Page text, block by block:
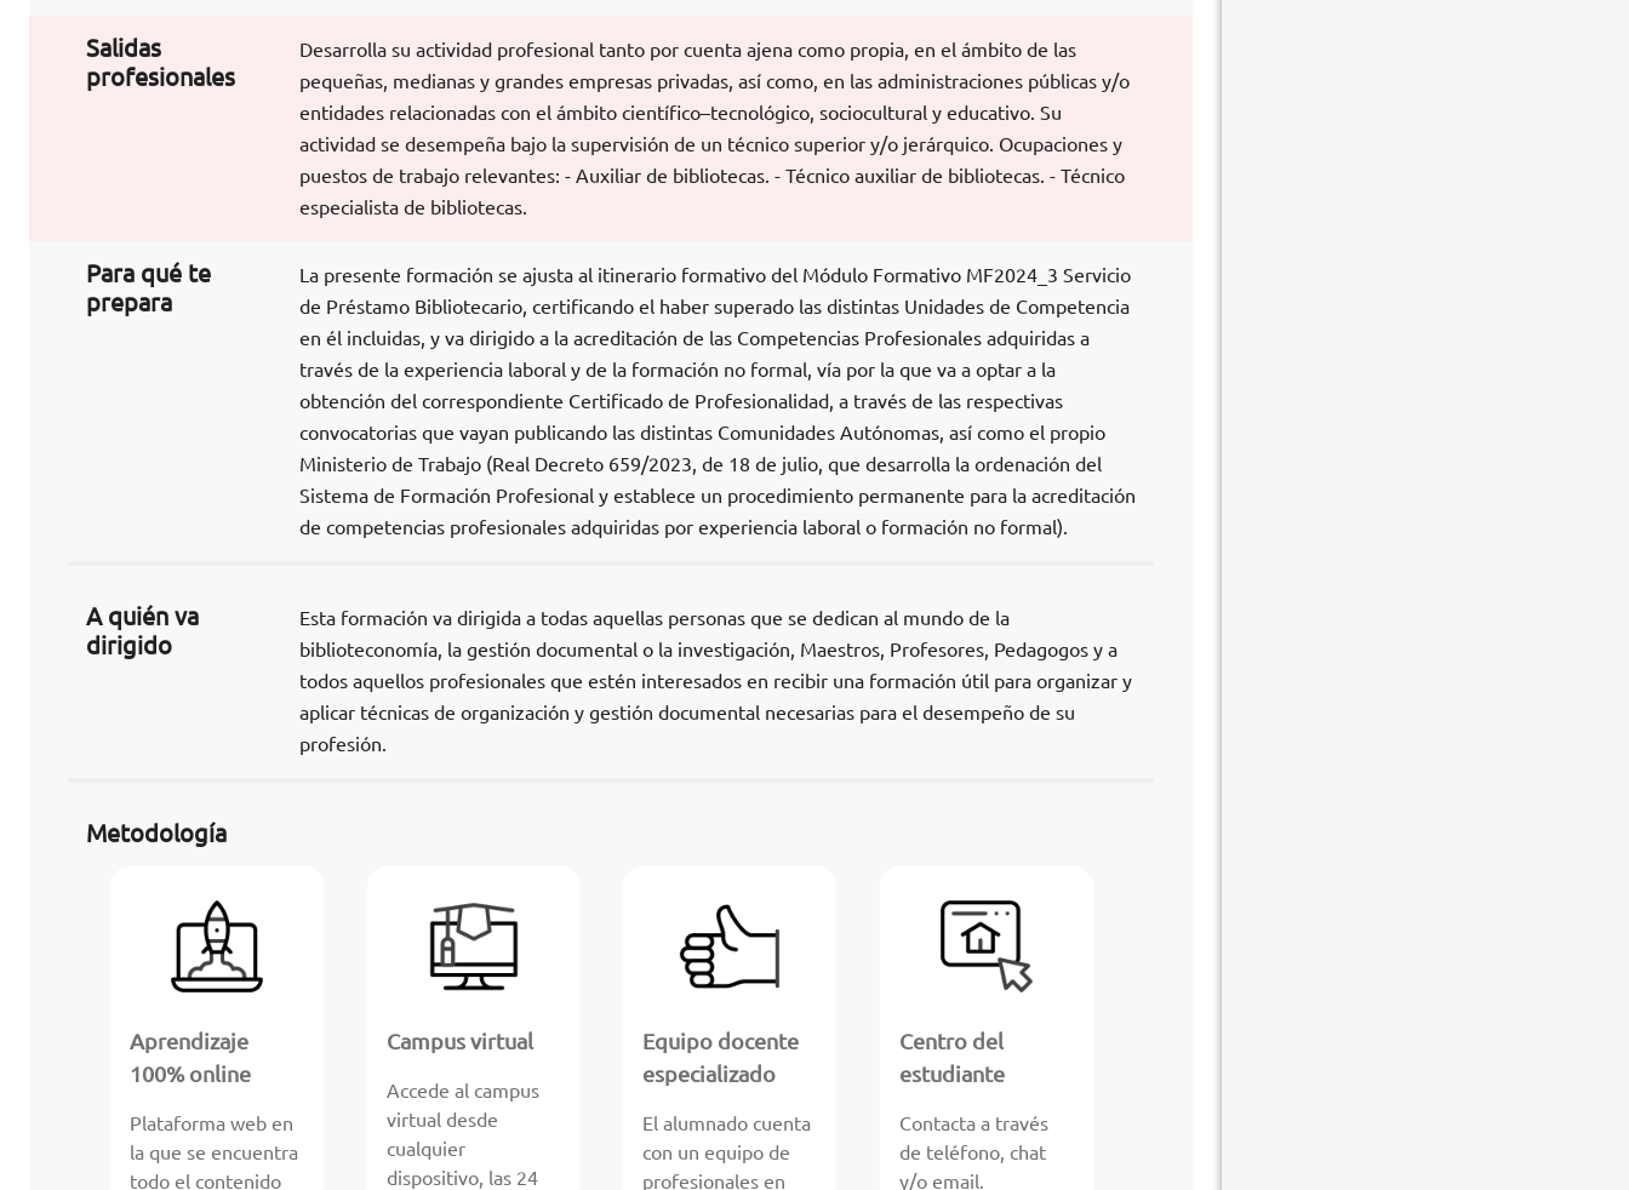
Salidas
profesionales
Desarrolla su actividad profesional tanto por cuenta ajena como propia, en el ámbito de las
pequeñas, medianas y grandes empresas privadas, así como, en las administraciones públicas y/o
entidades relacionadas con el ámbito científico–tecnológico, sociocultural y educativo. Su
actividad se desempeña bajo la supervisión de un técnico superior y/o jerárquico. Ocupaciones y
puestos de trabajo relevantes: - Auxiliar de bibliotecas. - Técnico auxiliar de bibliotecas. - Técnico
especialista de bibliotecas.
Para qué te
prepara
La presente formación se ajusta al itinerario formativo del Módulo Formativo MF2024_3 Servicio
de Préstamo Bibliotecario, certificando el haber superado las distintas Unidades de Competencia
en él incluidas, y va dirigido a la acreditación de las Competencias Profesionales adquiridas a
través de la experiencia laboral y de la formación no formal, vía por la que va a optar a la
obtención del correspondiente Certificado de Profesionalidad, a través de las respectivas
convocatorias que vayan publicando las distintas Comunidades Autónomas, así como el propio
Ministerio de Trabajo (Real Decreto 659/2023, de 18 de julio, que desarrolla la ordenación del
Sistema de Formación Profesional y establece un procedimiento permanente para la acreditación
de competencias profesionales adquiridas por experiencia laboral o formación no formal).
A quién va
dirigido
Esta formación va dirigida a todas aquellas personas que se dedican al mundo de la
biblioteconomía, la gestión documental o la investigación, Maestros, Profesores, Pedagogos y a
todos aquellos profesionales que estén interesados en recibir una formación útil para organizar y
aplicar técnicas de organización y gestión documental necesarias para el desempeño de su
profesión.
Metodología
Aprendizaje
100% online
Plataforma web en
la que se encuentra
todo el contenido
Campus virtual
Accede al campus
virtual desde
cualquier
dispositivo, las 24
Equipo docente
especializado
El alumnado cuenta
con un equipo de
profesionales en
Centro del
estudiante
Contacta a través
de teléfono, chat
y/o email.